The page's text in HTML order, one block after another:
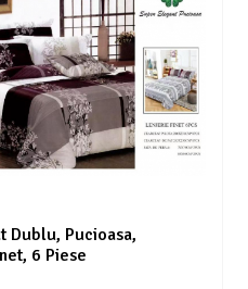
Dublu, Pucioasa,
6 Piese